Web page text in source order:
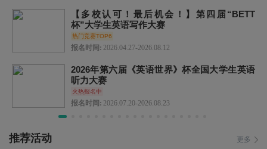
【多校认可！最后机会！】第四届“BETT
杯”大学生英语写作大赛
热门竞赛TOP6
报名时间: 2026.04.27-2026.08.12
2026年第六届《英语世界》杯全国大学生英语
听力大赛
火热报名中
报名时间: 2026.07.20-2026.08.23
推荐活动 更多